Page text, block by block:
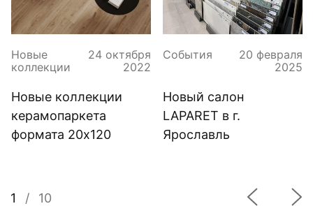
Новые
коллекции
24 октября
2022
Новые коллекции
керамопаркета
формата 20x120
События
20 февраля
2025
Новый салон
LAPARET в г.
Ярославль
1 / 10